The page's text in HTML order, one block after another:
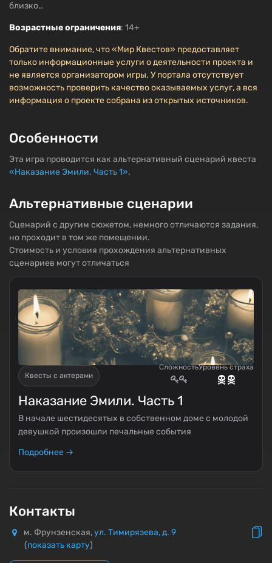
близко…
Возрастные ограничения: 14+
Обратите внимание, что «Мир Квестов» предоставляет
только информационные услуги о деятельности проекта и
не является организатором игры. У портала отсутствует
возможность проверить качество оказываемых услуг, а вся
информация о проекте собрана из открытых источников.
Особенности
Эта игра проводится как альтернативный сценарий квеста
«Наказание Эмили. Часть 1».
Альтернативные сценарии
Сценарий с другим сюжетом, немного отличаются задания,
но проходит в том же помещении.
Стоимость и условия прохождения альтернативных
сценариев могут отличаться
Квесты с актерами
СложностьУровень страха
Наказание Эмили. Часть 1
В начале шестидесятых в собственном доме с молодой
девушкой произошли печальные события
Подробнее →
Контакты
м. Фрунзенская,ул. Тимирязева, д. 9
(показать карту)